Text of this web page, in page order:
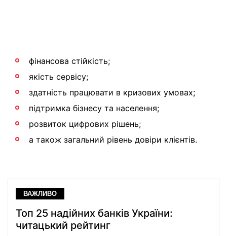
фінансова стійкість;
якість сервісу;
здатність працювати в кризових умовах;
підтримка бізнесу та населення;
розвиток цифрових рішень;
а також загальний рівень довіри клієнтів.
ВАЖЛИВО
Топ 25 надійних банків України:
читацький рейтинг